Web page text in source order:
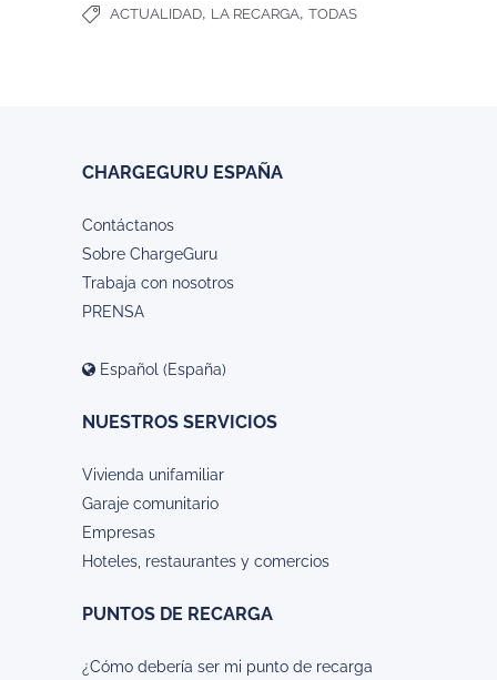
ACTUALIDAD, LA RECARGA, TODAS
CHARGEGURU ESPAÑA
Contáctanos
Sobre ChargeGuru
Trabaja con nosotros
PRENSA
Español (España)
NUESTROS SERVICIOS
Vivienda unifamiliar
Garaje comunitario
Empresas
Hoteles, restaurantes y comercios
PUNTOS DE RECARGA
¿Cómo debería ser mi punto de recarga